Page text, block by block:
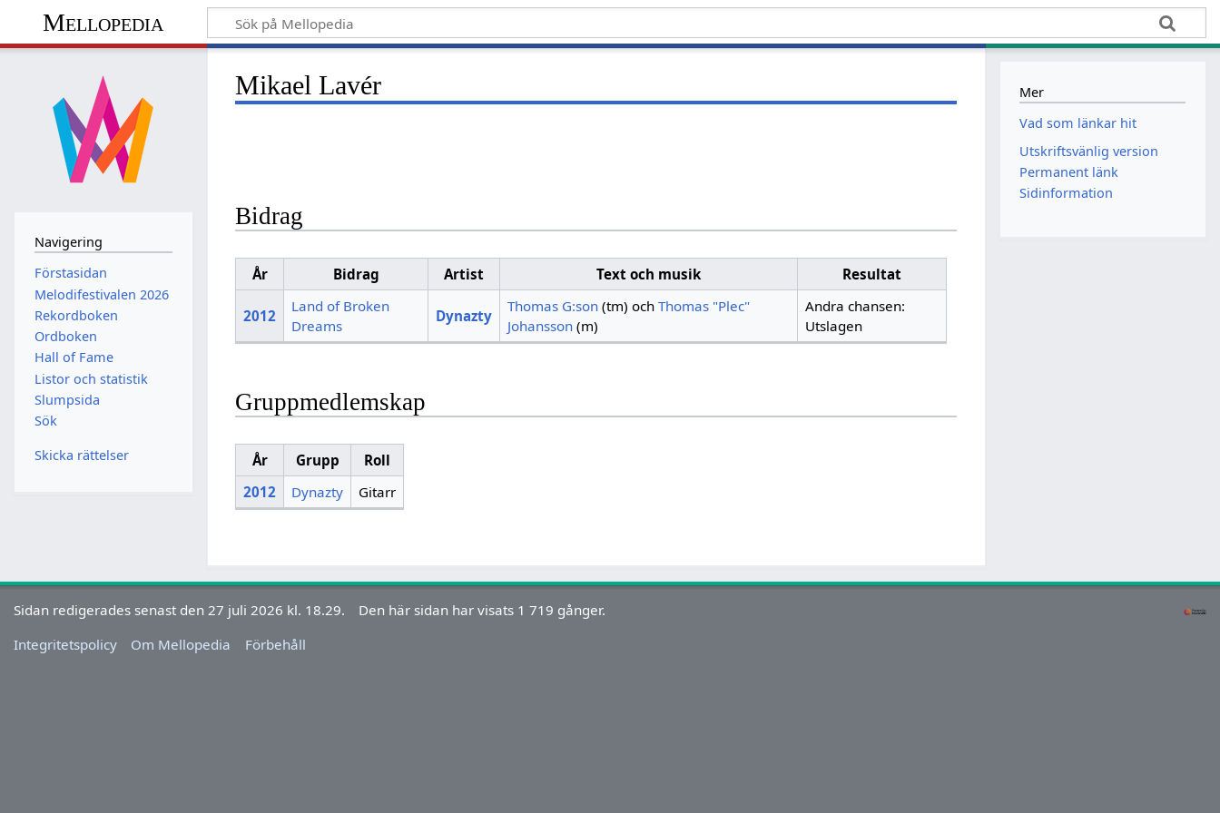
Mellopedia
Mikael Lavér
Bidrag
År Bidrag Artist Text och musik Resultat
2012
Land of Broken
Dreams
Dynazty
Thomas G:son(tm) och Thomas "Plec"
Johansson(m)
Andra chansen:
Utslagen
Gruppmedlemskap
År Grupp
Roll
2012
Dynazty Gitarr
Navigering
Förstasidan
Melodifestivalen 2026
Rekordboken
Ordboken
Hall of Fame
Listor och statistik
Slumpsida
Sök
Skicka rättelser
Mer
Vad som länkar hit
Utskriftsvänlig version
Permanent länk
Sidinformation
Sidan redigerades senast den 27 juli 2026 kl. 18.29.
Den här sidan har visats 1 719 gånger.
Integritetspolicy
Om Mellopedia Förbehåll